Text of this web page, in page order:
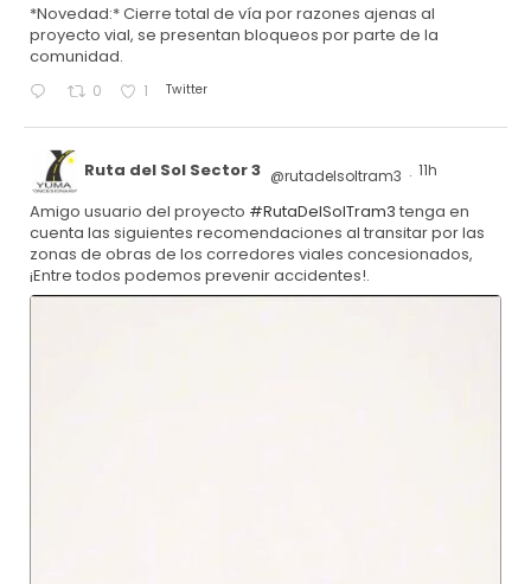
*Novedad:* Cierre total de vía por razones ajenas al
proyecto vial, se presentan bloqueos por parte de la
comunidad.
0 1 Twitter
Ruta del Sol Sector 3 @rutadelsoltram3 · 11h
Amigo usuario del proyecto #RutaDelSolTram3 tenga en
cuenta las siguientes recomendaciones al transitar por las
zonas de obras de los corredores viales concesionados,
¡Entre todos podemos prevenir accidentes!.